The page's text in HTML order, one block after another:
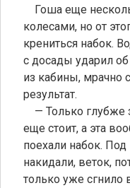
Гоша еще
колесами, но от
крениться набок.
с досады ударил
из кабины, мрачно
результат.
— Только глубже
еще стоит, а эта
поехали набок. Под
накидали, веток,
только уже сгнило